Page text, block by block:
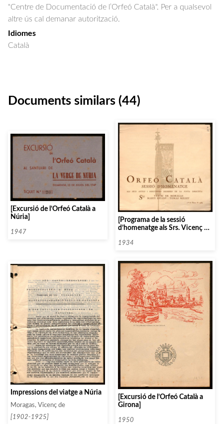
"Centre de Documentació de l’Orfeó Català". Per a qualsevol
altre ús cal demanar autorització.
Idiomes
Català
Documents similars (44)
[Excursió de l’Orfeó Català a
Núria]
1947
[Programa de la sessió
d’homenatge als Srs. Vicenç de
Millet]
1934
Impressions del viatge a Núria
Moragas, Vicenç de
[1902-1925]
[Excursió de l’Orfeó Català a
Girona]
1950